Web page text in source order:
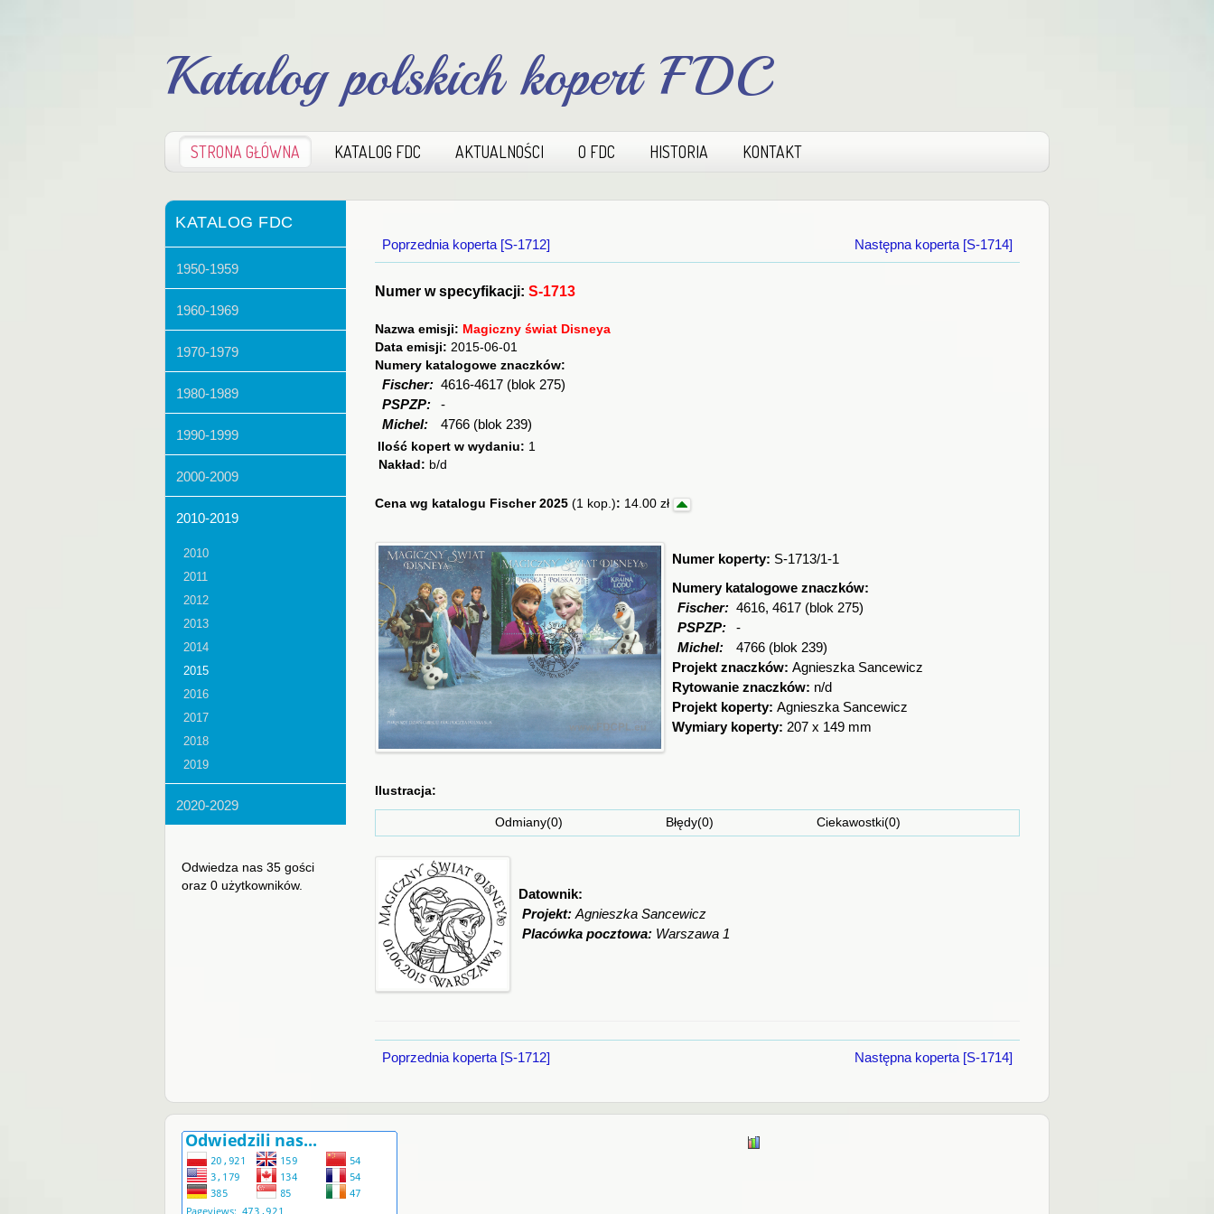
Katalog polskich kopert FDC
STRONA GŁÓWNA KATALOG FDC AKTUALNOŚCI O FDC HISTORIA KONTAKT
KATALOG FDC
1950-1959
1960-1969
1970-1979
1980-1989
1990-1999
2000-2009
2010-2019
2010
2011
2012
2013
2014
2015
2016
2017
2018
2019
2020-2029
Odwiedza nas 35 gości
oraz 0 użytkowników.
Poprzednia koperta [S-1712] Następna koperta [S-1714]
Numer w specyfikacji: S-1713
Nazwa emisji: Magiczny świat Disneya
Data emisji: 2015-06-01
Numery katalogowe znaczków:
Fischer: 4616-4617 (blok 275)
PSPZP:
-
Michel:
4766 (blok 239)
Ilość kopert w wydaniu: 1
Nakład: b/d
Cena wg katalogu Fischer 2025 (1 kop.): 14.00 zł
Numer koperty: S-1713/1-1
Numery katalogowe znaczków:
Fischer: 4616, 4617 (blok 275)
PSPZP:
-
Michel:
4766 (blok 239)
Projekt znaczków: Agnieszka Sancewicz
Rytowanie znaczków: n/d
Projekt koperty: Agnieszka Sancewicz
Wymiary koperty: 207 x 149 mm
Ilustracja:
Odmiany(0) Błędy(0) Ciekawostki(0)
Datownik:
Projekt: Agnieszka Sancewicz
Placówka pocztowa: Warszawa 1
Poprzednia koperta [S-1712] Następna koperta [S-1714]